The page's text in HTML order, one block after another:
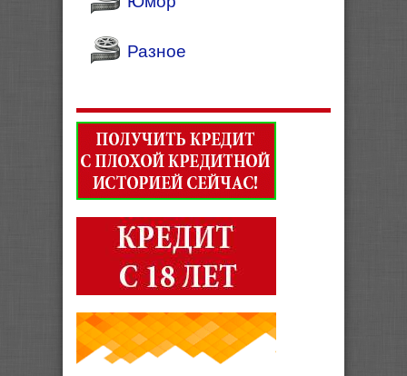
Разное